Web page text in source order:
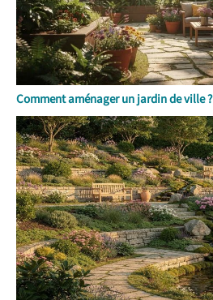
Comment aménager un jardin de ville ?